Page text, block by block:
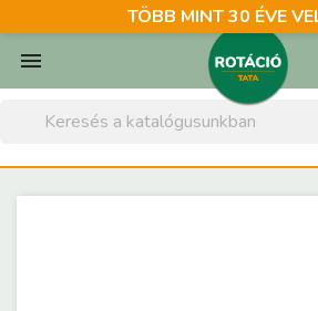
TÖBB MINT 30 ÉVE
